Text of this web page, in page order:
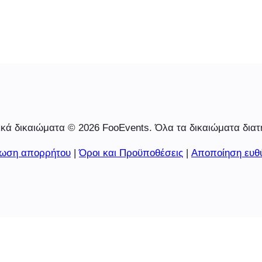
δικαιώματα © 2026 FooEvents. Όλα τα δικαιώματα
απορρήτου |Όροι και Προϋποθέσεις | Αποποίηση